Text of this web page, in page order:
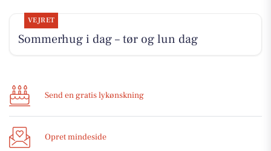
VEJRET
Sommerhug i dag – tør og lun dag
Send en gratis lykønskning
Opret mindeside